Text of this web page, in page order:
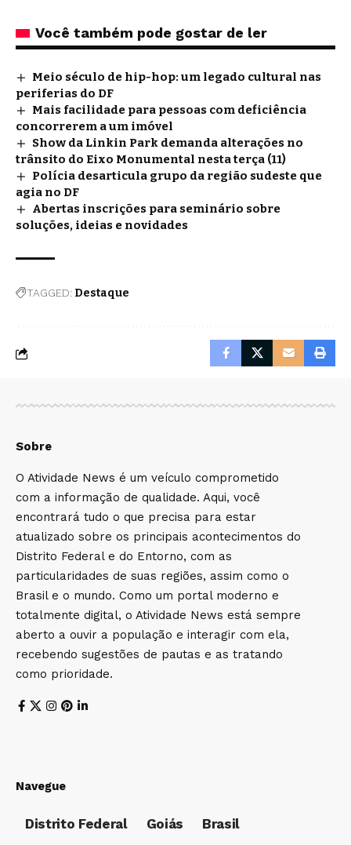
Você também pode gostar de ler
Meio século de hip-hop: um legado cultural nas
periferias do DF
Mais facilidade para pessoas com deficiência
concorrerem a um imóvel
Show da Linkin Park demanda alterações no
trânsito do Eixo Monumental nesta terça (11)
Polícia desarticula grupo da região sudeste que
agia no DF
Abertas inscrições para seminário sobre
soluções, ideias e novidades
TAGGED: Destaque
Sobre
O Atividade News é um veículo comprometido
com a informação de qualidade. Aqui, você
encontrará tudo o que precisa para estar
atualizado sobre os principais acontecimentos do
Distrito Federal e do Entorno, com as
particularidades de suas regiões, assim como o
Brasil e o mundo. Como um portal moderno e
totalmente digital, o Atividade News está sempre
aberto a ouvir a população e interagir com ela,
recebendo sugestões de pautas e as tratando
como prioridade.
Navegue
Distrito Federal Goiás Brasil